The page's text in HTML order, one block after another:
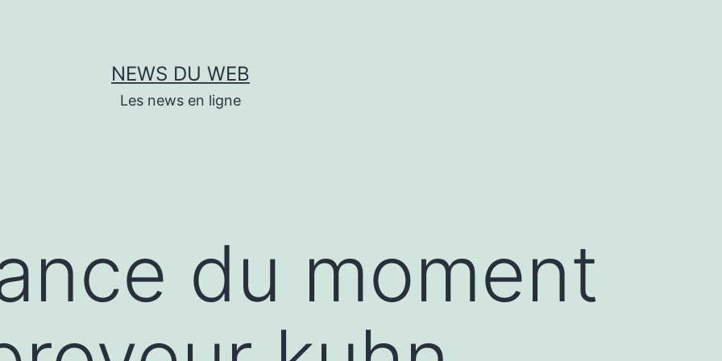
NEWS DU WEB
Les news en ligne
du moment